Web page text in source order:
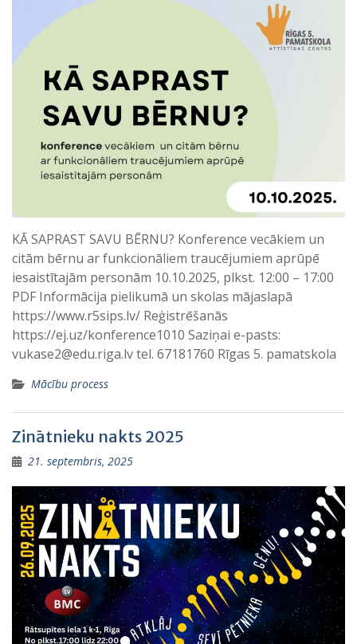
KĀ SAPRAST SAVU BĒRNU? Konference vecākiem un
citām bērnu ar funkcionāliem traucējumiem aprūpē
iesaistītajām personām 10.10.2025, plkst. 12:00 – 17:00
PDF Informācija pielikumā un skolas mājaslapā
https://www.r5sips.lv/ Reģistrēšanās
https://ej.uz/konference1010 Saziņai e-pasts:
vukase2@edu.riga.lv tel. 67181760 Rīgas 5. pamatskola
Mācību process
Zinātnieku nakts 2025
21. septembris, 2025